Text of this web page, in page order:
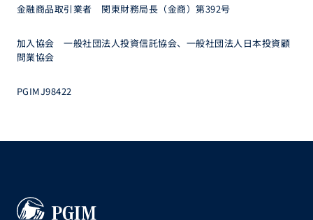
金融商品取引業者 関東財務局長（金商）第392号
加入協会 一般社団法人投資信託協会、一般社団法人日本投資顧
問業協会
PGIMJ98422